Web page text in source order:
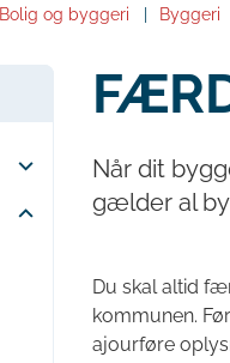
Bolig og byggeri Byggeri
Når dit
gælder al
Du skal altid
kommunen.
ajourføre